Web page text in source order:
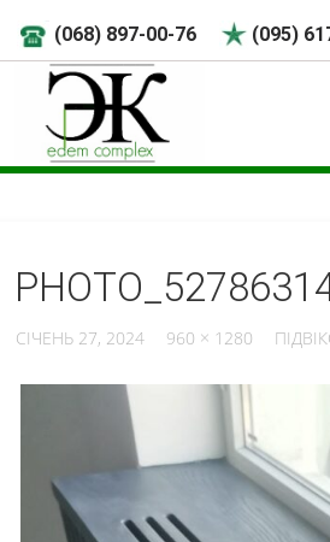
(068) 897-00-76 (095)
СІЧЕНЬ 27, 2024 960 × 1280